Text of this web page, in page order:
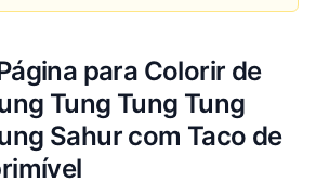
para Colorir de
Tung Tung Tung
Sahur com Taco de